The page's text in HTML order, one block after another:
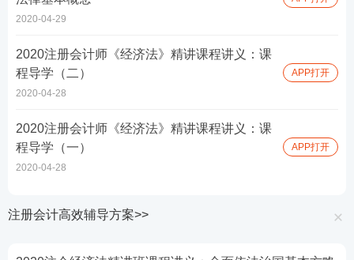
2020-04-29
2020注册会计师《经济法》精讲课程讲义：课
程导学（二）
2020-04-28
APP打开
2020注册会计师《经济法》精讲课程讲义：课
程导学（一）
2020-04-28
APP打开
注册会计高效辅导方案>>